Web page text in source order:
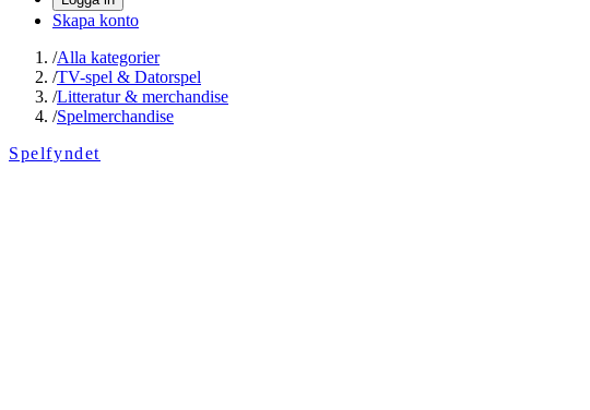
Skapa konto
/Alla kategorier
/TV-spel & Datorspel
/Litteratur & merchandise
/Spelmerchandise
Spelfyndet